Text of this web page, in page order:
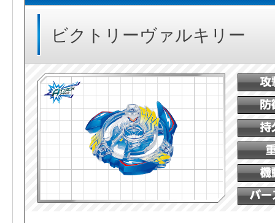
ビクトリーヴァルキリー